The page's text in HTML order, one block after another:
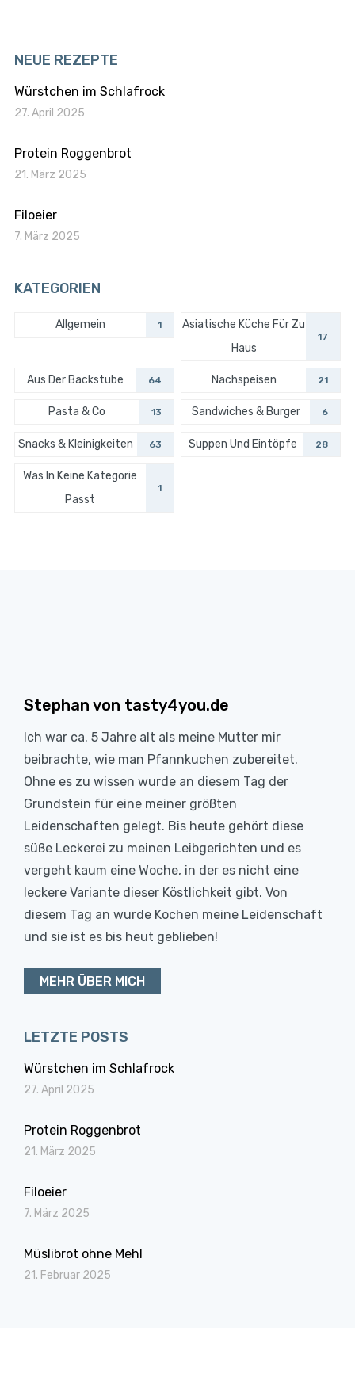
NEUE REZEPTE
Würstchen im Schlafrock
27. April 2025
Protein Roggenbrot
21. März 2025
Filoeier
7. März 2025
KATEGORIEN
Allgemein 1
Asiatische Küche Für Zu
Haus
17
Aus Der Backstube 64 Nachspeisen 21
Pasta & Co 13 Sandwiches & Burger 6
Snacks & Kleinigkeiten 63 Suppen Und Eintöpfe 28
Was In Keine Kategorie
Passt
1
Stephan von tasty4you.de
Ich war ca. 5 Jahre alt als meine Mutter mir
beibrachte, wie man Pfannkuchen zubereitet.
Ohne es zu wissen wurde an diesem Tag der
Grundstein für eine meiner größten
Leidenschaften gelegt. Bis heute gehört diese
süße Leckerei zu meinen Leibgerichten und es
vergeht kaum eine Woche, in der es nicht eine
leckere Variante dieser Köstlichkeit gibt. Von
diesem Tag an wurde Kochen meine Leidenschaft
und sie ist es bis heut geblieben!
MEHR ÜBER MICH
LETZTE POSTS
Würstchen im Schlafrock
27. April 2025
Protein Roggenbrot
21. März 2025
Filoeier
7. März 2025
Müslibrot ohne Mehl
21. Februar 2025